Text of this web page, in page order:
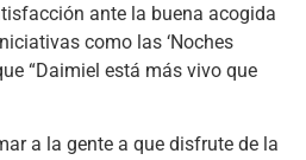
ante la buena acogida
como las ‘Noches
“Daimiel está más vivo que
a la gente a que disfrute de la